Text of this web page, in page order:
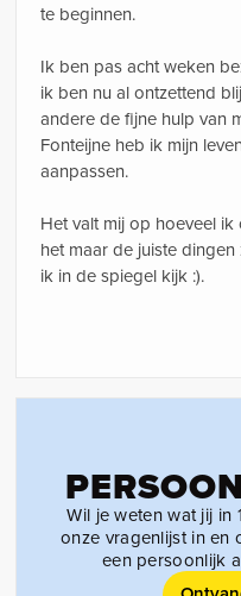
te beginnen.
Ik ben pas acht weken
ik ben nu al ontzettend
andere de fijne hulp van
Fonteijne heb ik mijn
aanpassen.
Het valt mij op hoeveel
het maar de juiste
ik in de spiegel kijk :).
Wil je weten wat jij in
onze vragenlijst in en
een persoonlijk